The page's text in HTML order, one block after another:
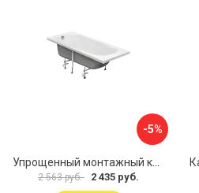
-5%
2 563 руб. 2 435 руб.